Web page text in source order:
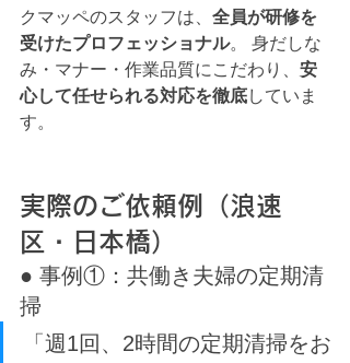
クマッペのスタッフは、 全員が研修を
受けたプロフェッショナル。 身だしな
み・マナー・作業品質にこだわり、 安
心して任せられる対応を徹底していま
す。
実際のご依頼例（浪速
区・日本橋）
● 事例①：共働き夫婦の定期清
掃
「週1回、2時間の定期清掃をお